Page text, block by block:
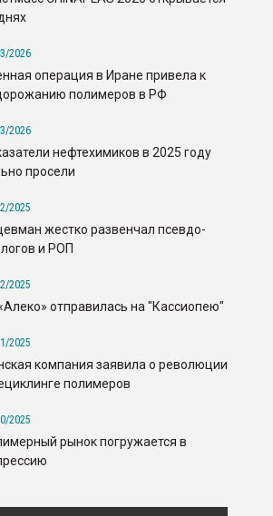
2026
операция в Иране привела к
полимеров в РФ
2026
нефтехимиков в 2025 году
просели
2025
жестко развенчал псевдо-
и РОП
2025
отправилась на "Кассиопею"
2025
компания заявила о революции
полимеров
2025
рынок погружается в